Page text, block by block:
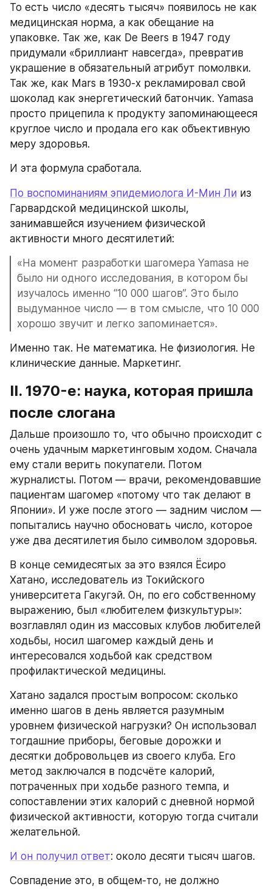
То есть число «десять тысяч» появилось не как
медицинская норма, а как обещание на
упаковке. Так же, как De Beers в 1947 году
придумали «бриллиант навсегда», превратив
украшение в обязательный атрибут помолвки.
Так же, как Mars в 1930-х рекламировал свой
шоколад как энергетический батончик. Yamasa
просто прицепила к продукту запоминающееся
круглое число и продала его как объективную
меру здоровья.
И эта формула сработала.
По воспоминаниям эпидемиолога И-Мин Ли из
Гарвардской медицинской школы,
занимавшейся изучением физической
активности много десятилетий:
«На момент разработки шагомера Yamasa не
было ни одного исследования, в котором бы
изучалось именно “10 000 шагов”. Это было
выдуманное число — в том смысле, что 10 000
хорошо звучит и легко запоминается».
Именно так. Не математика. Не физиология. Не
клинические данные. Маркетинг.
II. 1970-е: наука, которая пришла
после слогана
Дальше произошло то, что обычно происходит с
очень удачным маркетинговым ходом. Сначала
ему стали верить покупатели. Потом
журналисты. Потом — врачи, рекомендовавшие
пациентам шагомер «потому что так делают в
Японии». И уже после этого — задним числом —
попытались научно обосновать число, которое
уже два десятилетия было символом здоровья.
В конце семидесятых за это взялся Ёсиро
Хатано, исследователь из Токийского
университета Гакугэй. Он, по его собственному
выражению, был «любителем физкультуры»:
возглавлял один из массовых клубов любителей
ходьбы, носил шагомер каждый день и
интересовался ходьбой как средством
профилактической медицины.
Хатано задался простым вопросом: сколько
именно шагов в день является разумным
уровнем физической нагрузки? Он использовал
тогдашние приборы, беговые дорожки и
десятки добровольцев из своего клуба. Его
метод заключался в подсчёте калорий,
потраченных при ходьбе разного темпа, и
сопоставлении этих калорий с дневной нормой
физической активности, которую тогда считали
желательной.
И он получил ответ: около десяти тысяч шагов.
Совпадение это, в общем-то, не должно